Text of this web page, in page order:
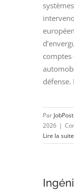
comptes
défense.
Par
2026 |
Lire la suite